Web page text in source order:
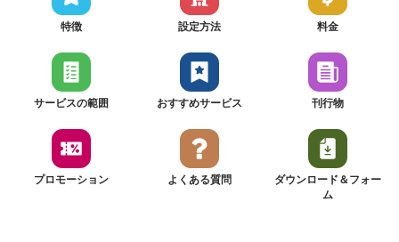
特徴 設定方法 料金
サービスの範囲 おすすめサービス 刊行物
プロモーション よくある質問
ダウンロード＆フォー
ム